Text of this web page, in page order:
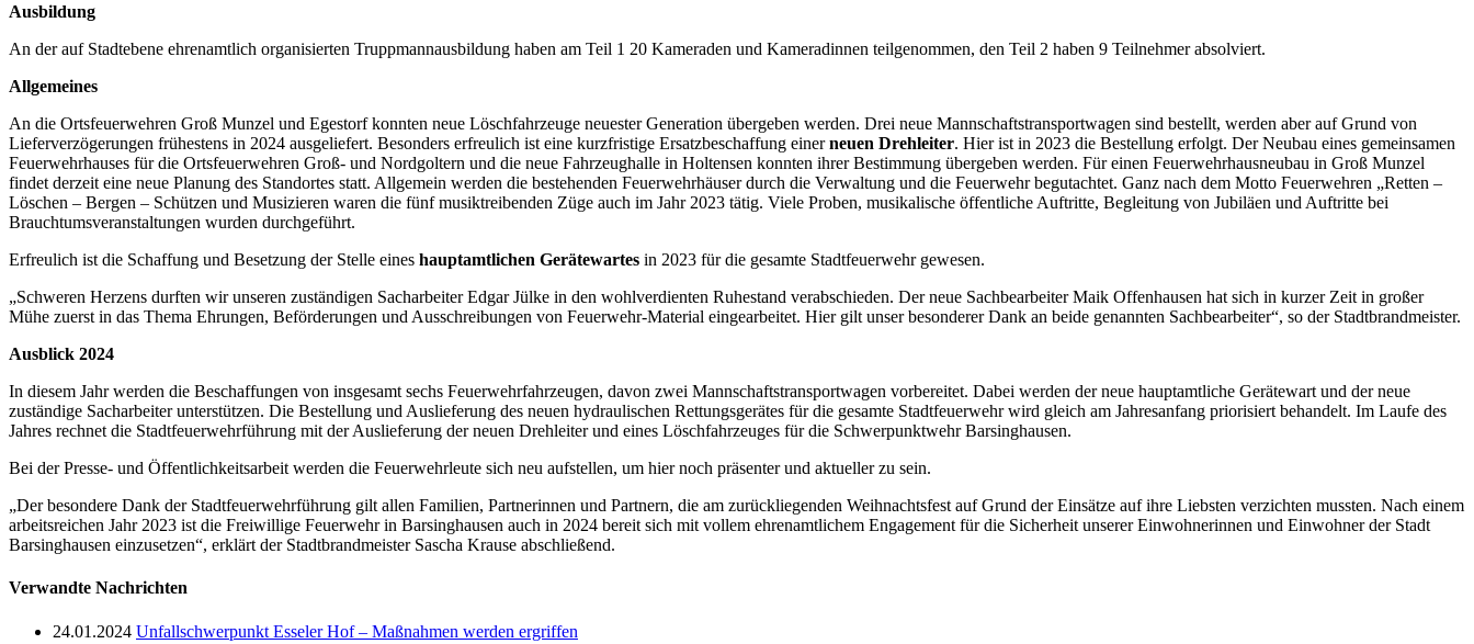
Ausbildung
An der auf Stadtebene ehrenamtlich organisierten Truppmannausbildung haben am Teil 1 20 Kameraden und Kameradinnen teilgenommen, den Teil 2 haben 9 Teilnehmer absolviert.
Allgemeines
An die Ortsfeuerwehren Groß Munzel und Egestorf konnten neue Löschfahrzeuge neuester Generation übergeben werden. Drei neue Mannschaftstransportwagen sind bestellt, werden aber auf Grund von
Lieferverzögerungen frühestens in 2024 ausgeliefert. Besonders erfreulich ist eine kurzfristige Ersatzbeschaffung einerneuen Drehleiter. Hier ist in 2023 die Bestellung erfolgt. Der Neubau eines gemeinsamen
Feuerwehrhauses für die Ortsfeuerwehren Groß- und Nordgoltern und die neue Fahrzeughalle in Holtensen konnten ihrer Bestimmung übergeben werden. Für einen Feuerwehrhausneubau in Groß Munzel
findet derzeit eine neue Planung des Standortes statt. Allgemein werden die bestehenden Feuerwehrhäuser durch die Verwaltung und die Feuerwehr begutachtet. Ganz nach dem Motto Feuerwehren „Retten –
Löschen – Bergen – Schützen und Musizieren waren die fünf musiktreibenden Züge auch im Jahr 2023 tätig. Viele Proben, musikalische öffentliche Auftritte, Begleitung von Jubiläen und Auftritte bei
Brauchtumsveranstaltungen wurden durchgeführt.
Erfreulich ist die Schaffung und Besetzung der Stelle eines hauptamtlichen Gerätewartes in 2023 für die gesamte Stadtfeuerwehr gewesen.
„Schweren Herzens durften wir unseren zuständigen Sacharbeiter Edgar Jülke in den wohlverdienten Ruhestand verabschieden. Der neue Sachbearbeiter Maik Offenhausen hat sich in kurzer Zeit in großer
Mühe zuerst in das Thema Ehrungen, Beförderungen und Ausschreibungen von Feuerwehr-Material eingearbeitet. Hier gilt unser besonderer Dank an beide genannten Sachbearbeiter“, so der Stadtbrandmeister.
Ausblick 2024
In diesem Jahr werden die Beschaffungen von insgesamt sechs Feuerwehrfahrzeugen, davon zwei Mannschaftstransportwagen vorbereitet. Dabei werden der neue hauptamtliche Gerätewart und der neue
zuständige Sacharbeiter unterstützen. Die Bestellung und Auslieferung des neuen hydraulischen Rettungsgerätes für die gesamte Stadtfeuerwehr wird gleich am Jahresanfang priorisiert behandelt. Im Laufe des
Jahres rechnet die Stadtfeuerwehrführung mit der Auslieferung der neuen Drehleiter und eines Löschfahrzeuges für die Schwerpunktwehr Barsinghausen.
Bei der Presse- und Öffentlichkeitsarbeit werden die Feuerwehrleute sich neu aufstellen, um hier noch präsenter und aktueller zu sein.
„Der besondere Dank der Stadtfeuerwehrführung gilt allen Familien, Partnerinnen und Partnern, die am zurückliegenden Weihnachtsfest auf Grund der Einsätze auf ihre Liebsten verzichten mussten. Nach einem
arbeitsreichen Jahr 2023 ist die Freiwillige Feuerwehr in Barsinghausen auch in 2024 bereit sich mit vollem ehrenamtlichem Engagement für die Sicherheit unserer Einwohnerinnen und Einwohner der Stadt
Barsinghausen einzusetzen“, erklärt der Stadtbrandmeister Sascha Krause abschließend.
Verwandte Nachrichten
24.01.2024 Unfallschwerpunkt Esseler Hof – Maßnahmen werden ergriffen